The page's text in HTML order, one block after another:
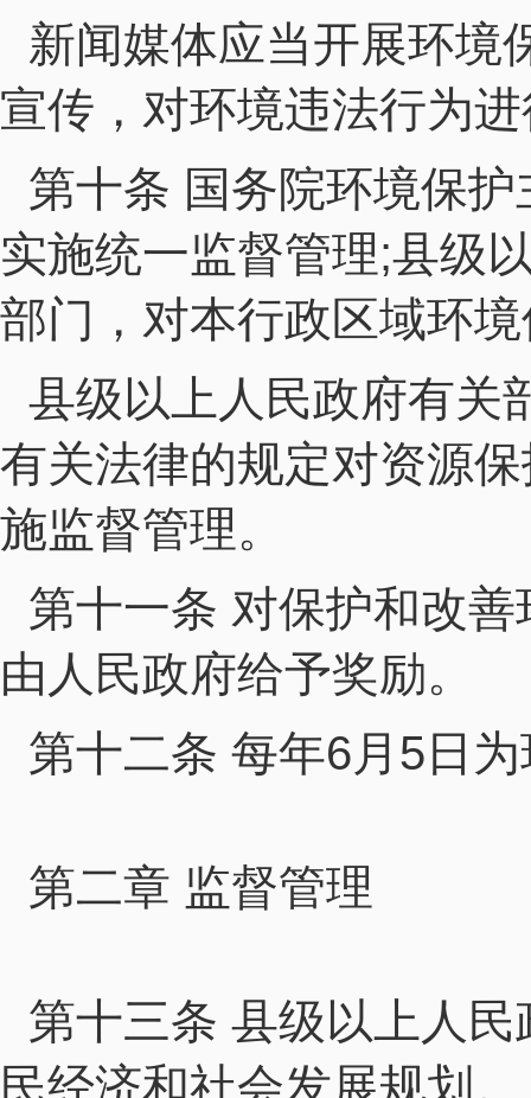
新闻媒体应当开展环境
宣传，对环境违法行为
第十条 国务院环境保
实施统一监督管理;县级
部门，对本行政区域环
县级以上人民政府有关
有关法律的规定对资源
施监督管理。
第十一条 对保护和改
由人民政府给予奖励。
第十二条 每年6月5日
第二章 监督管理
第十三条 县级以上人
民经济和社会发展规划。